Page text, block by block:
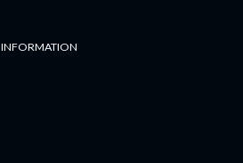
INFORMATION